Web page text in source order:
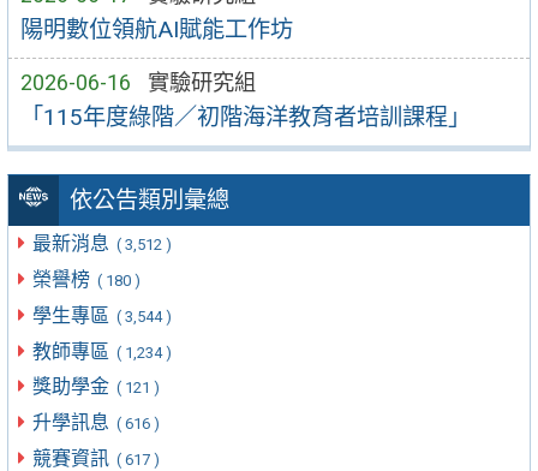
陽明數位領航AI賦能工作坊
2026-06-16 實驗研究組
「115年度綠階／初階海洋教育者培訓課程」
依公告類別彙總
最新消息 ( 3,512 )
榮譽榜 ( 180 )
學生專區 ( 3,544 )
教師專區 ( 1,234 )
獎助學金 ( 121 )
升學訊息 ( 616 )
競賽資訊 ( 617 )